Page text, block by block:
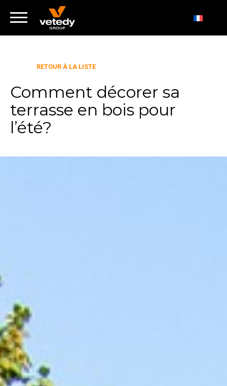
RETOUR À LA LISTE
Comment décorer sa
terrasse en bois pour
l’été?